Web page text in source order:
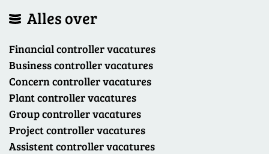
Alles over
Financial controller vacatures
Business controller vacatures
Concern controller vacatures
Plant controller vacatures
Group controller vacatures
Project controller vacatures
Assistent controller vacatures